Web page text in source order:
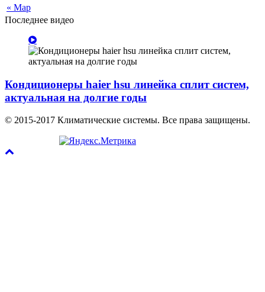
« Мар
Последнее видео
Кондиционеры haier hsu линейка сплит систем,
актуальная на долгие годы
© 2015-2017 Климатические системы. Все права защищены.